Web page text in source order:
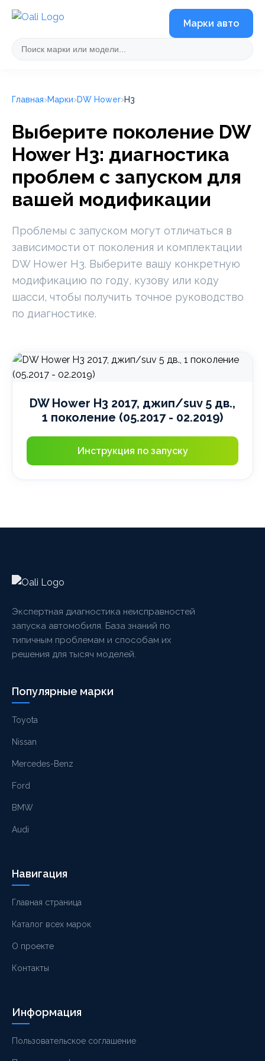
Марки авто
Главная Марки DW Hower H3
Выберите поколение DW
Hower H3: диагностика
проблем с запуском для
вашей модификации
Проблемы с запуском могут отличаться в
зависимости от поколения и комплектации
DW Hower H3. Выберите вашу конкретную
модификацию по году, кузову или коду
шасси, чтобы получить точное руководство
по диагностике.
DW Hower H3 2017, джип/suv 5 дв.,
1 поколение (05.2017 - 02.2019)
Инструкция по запуску
Экспертная диагностика неисправностей
запуска автомобиля. База знаний по
типичным проблемам и способам их
решения для тысяч моделей.
Популярные марки
Toyota
Nissan
Mercedes-Benz
Ford
BMW
Audi
Навигация
Главная страница
Каталог всех марок
О проекте
Контакты
Информация
Пользовательское соглашение